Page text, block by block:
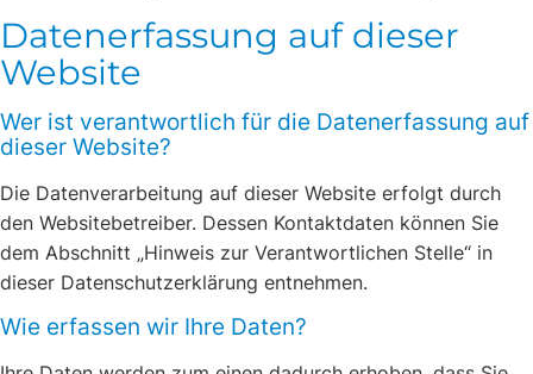
Datenerfassung auf dieser
Website
Wer ist verantwortlich für die Datenerfassung auf
dieser Website?
Die Datenverarbeitung auf dieser Website erfolgt durch
den Websitebetreiber. Dessen Kontaktdaten können Sie
dem Abschnitt „Hinweis zur Verantwortlichen Stelle“ in
dieser Datenschutzerklärung entnehmen.
Wie erfassen wir Ihre Daten?